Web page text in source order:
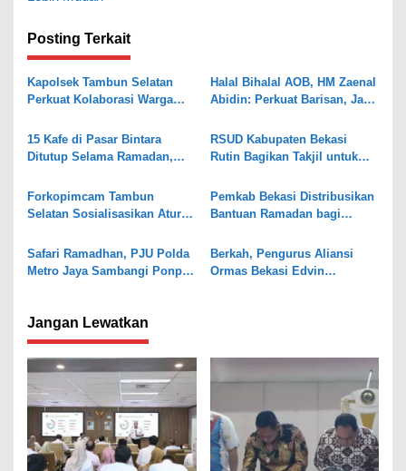
i
g
a
s
i
p
o
s
Posting Terkait
Kapolsek Tambun Selatan
Perkuat Kolaborasi Warga
Kamtibmas
Halal Bihalal AOB, HM Zaenal
Abidin: Perkuat Barisan, Jaga
15 Kafe di Pasar Bintara
Ditutup Selama Ramadan,
Kepatuhan pada Maklumat
Wali Kota
RSUD Kabupaten Bekasi
Rutin Bagikan Takjil untuk
Ramadan
Forkopimcam Tambun
Selatan Sosialisasikan Aturan
Malam
Pemkab Bekasi Distribusikan
Bantuan Ramadan bagi
Safari Ramadhan, PJU Polda
Metro Jaya Sambangi Ponpes
Berkah, Pengurus Aliansi
Ormas Bekasi Edvin
Jangan Lewatkan